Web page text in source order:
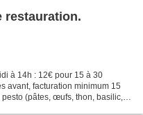
restauration.
à 14h : 12€ pour 15 à 30
avant, facturation minimum 15
(pâtes, œufs, thon, basilic,